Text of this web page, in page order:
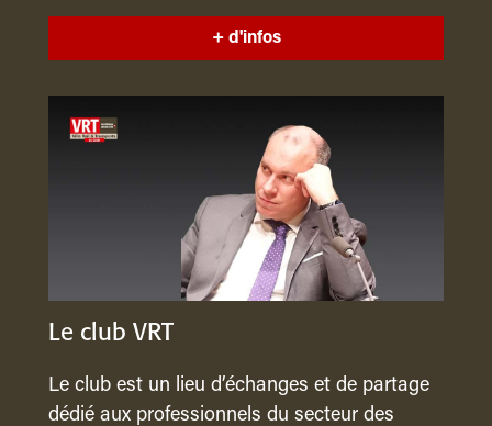
+ d'infos
Le club VRT
Le club est un lieu d’échanges et de partage
dédié aux professionnels du secteur des